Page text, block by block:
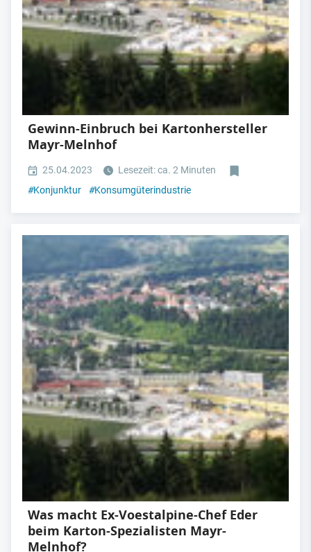
Gewinn-Einbruch bei Kartonhersteller
Mayr-Melnhof
25.04.2023
Lesezeit: ca. 2 Minuten
#Konjunktur #Konsumgüterindustrie
Was macht Ex-Voestalpine-Chef Eder
beim Karton-Spezialisten Mayr-
Melnhof?